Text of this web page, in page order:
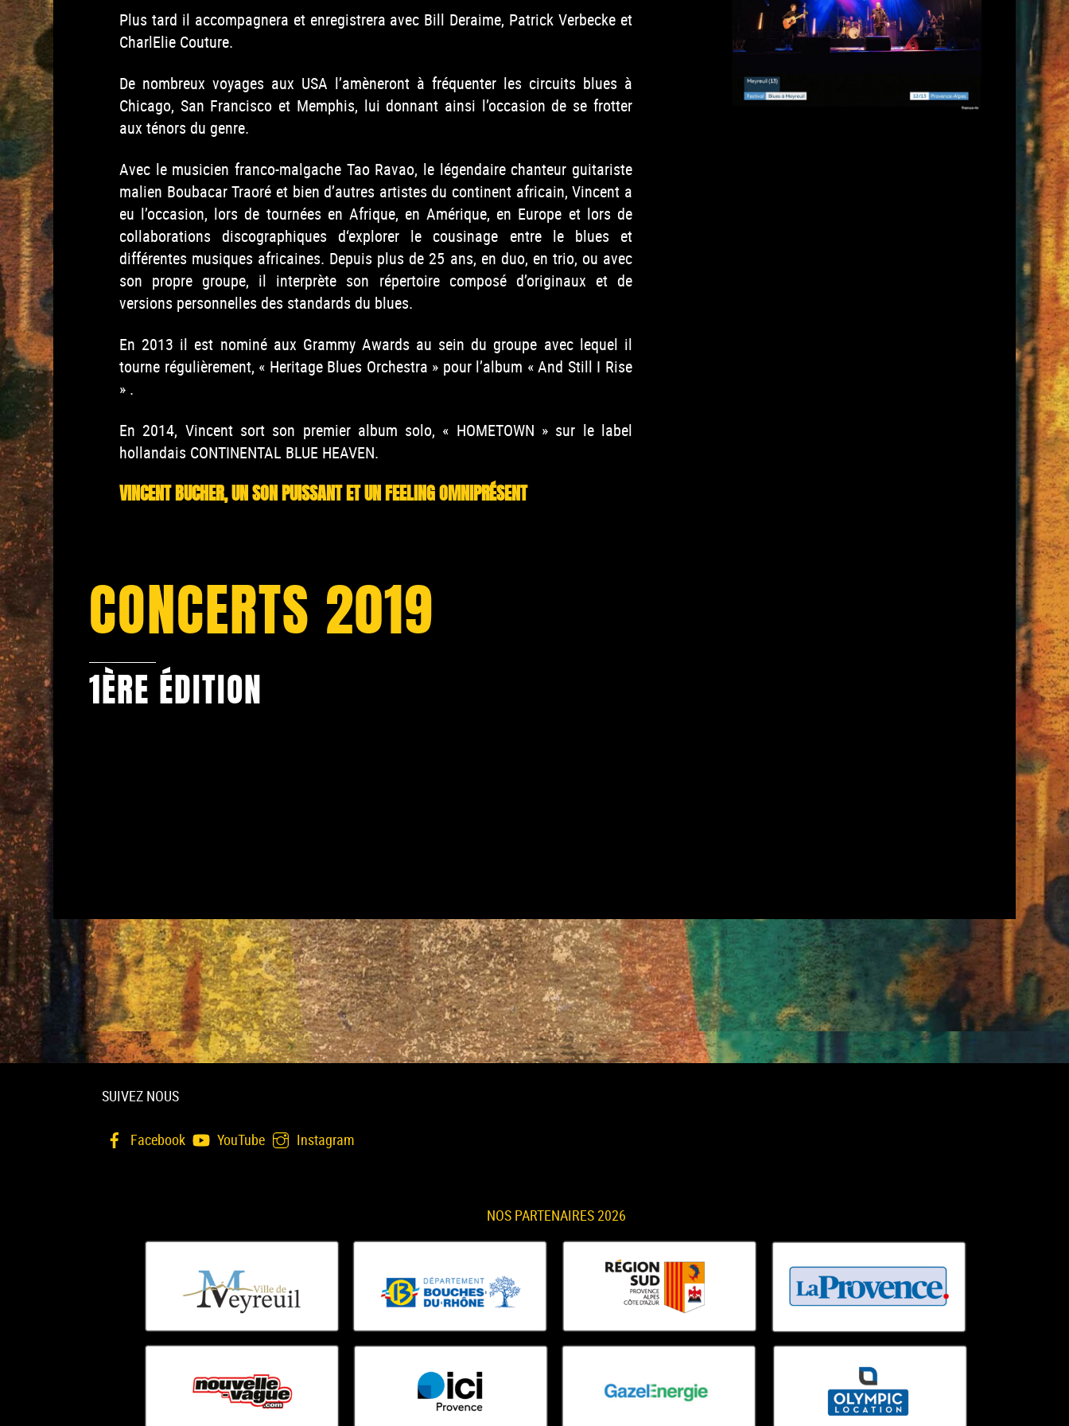
Plus tard il accompagnera et enregistrera avec Bill Deraime, Patrick Verbecke et
CharlElie Couture.
De nombreux voyages aux USA l’amèneront à fréquenter les circuits blues à
Chicago, San Francisco et Memphis, lui donnant ainsi l’occasion de se frotter
aux ténors du genre.
Avec le musicien franco-malgache Tao Ravao, le légendaire chanteur guitariste
malien Boubacar Traoré et bien d’autres artistes du continent africain, Vincent a
eu l’occasion, lors de tournées en Afrique, en Amérique, en Europe et lors de
collaborations discographiques d‘explorer le cousinage entre le blues et
différentes musiques africaines. Depuis plus de 25 ans, en duo, en trio, ou avec
son propre groupe, il interprète son répertoire composé d’originaux et de
versions personnelles des standards du blues.
En 2013 il est nominé aux Grammy Awards au sein du groupe avec lequel il
tourne régulièrement, « Heritage Blues Orchestra » pour l’album « And Still I Rise
» .
En 2014, Vincent sort son premier album solo, « HOMETOWN » sur le label
hollandais CONTINENTAL BLUE HEAVEN.
VINCENT BUCHER, UN SON PUISSANT ET UN FEELING OMNIPRÉSENT
CONCERTS 2019
1ÈRE ÉDITION
SUIVEZ NOUS
Facebook YouTube Instagram
NOS PARTENAIRES 2026